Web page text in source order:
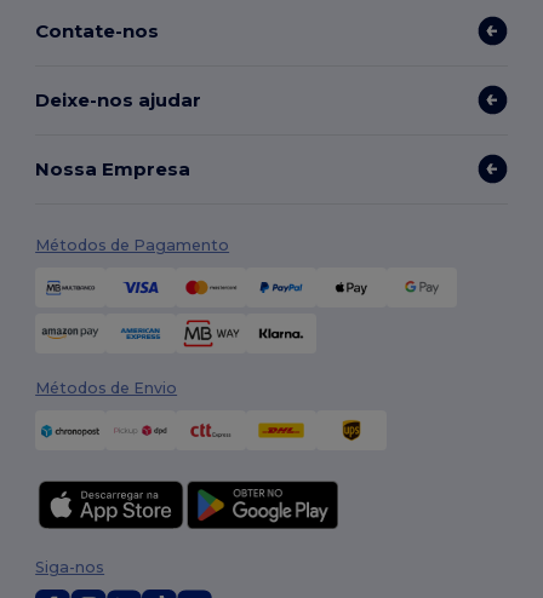
Contate-nos
Deixe-nos ajudar
Nossa Empresa
Métodos de Pagamento
Métodos de Envio
Siga-nos